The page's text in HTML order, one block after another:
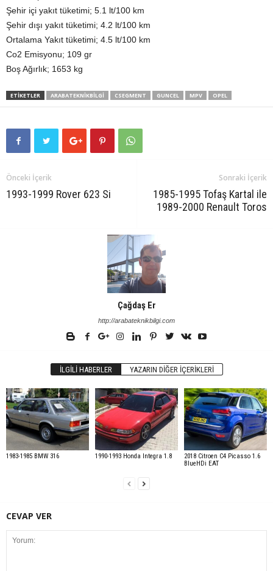
Şehir içi yakıt tüketimi; 5.1 lt/100 km
Şehir dışı yakıt tüketimi; 4.2 lt/100 km
Ortalama Yakıt tüketimi; 4.5 lt/100 km
Co2 Emisyonu; 109 gr
Boş Ağırlık; 1653 kg
ETIKETLER ARABATEKNIKBILGI CSEGMENT GUNCEL MPV OPEL
Önceki İçerik
1993-1999 Rover 623 Si
Sonraki İçerik
1985-1995 Tofaş Kartal ile
1989-2000 Renault Toros
Çağdaş Er
http://arabateknikbilgi.com
İLGILI HABERLER YAZARIN DIĞER İÇERIKLERI
1983-1985 BMW 316 1990-1993 Honda Integra 1.8
2018 Citroen C4 Picasso 1.6
BlueHDi EAT
CEVAP VER